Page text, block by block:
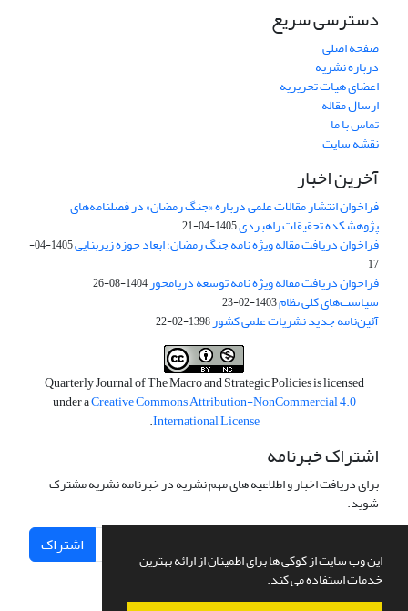
این وب سایت از کوکی ها برای اطمینان از ارائه بهترین
خدمات استفاده می کند.
دسترسی سریع
صفحه اصلی
درباره نشریه
اعضای هیات تحریریه
ارسال مقاله
تماس با ما
نقشه سایت
آخرین اخبار
فراخوان انتشار مقالات علمی درباره «جنگ رمضان» در فصلنامه‌های
پژوهشکده تحقیقات راهبردی1405-04-21
فراخوان دریافت مقاله ویژه نامه جنگ رمضان؛ ابعاد حوزه زیربنایی
1405-04-
17
فراخوان دریافت مقاله ویژه نامه توسعه دریامحور1404-08-26
سیاست‌های کلی نظام1403-02-23
آئین‌نامه جدید نشریات علمی کشور1398-02-22
Quarterly Journal of The Macro and Strategic Policies is licensed
under aCreative Commons Attribution-NonCommercial 4.0
International License
.
اشتراک خبرنامه
برای دریافت اخبار و اطلاعیه های مهم نشریه در خبرنامه نشریه مشترک
شوید.
اشتراک